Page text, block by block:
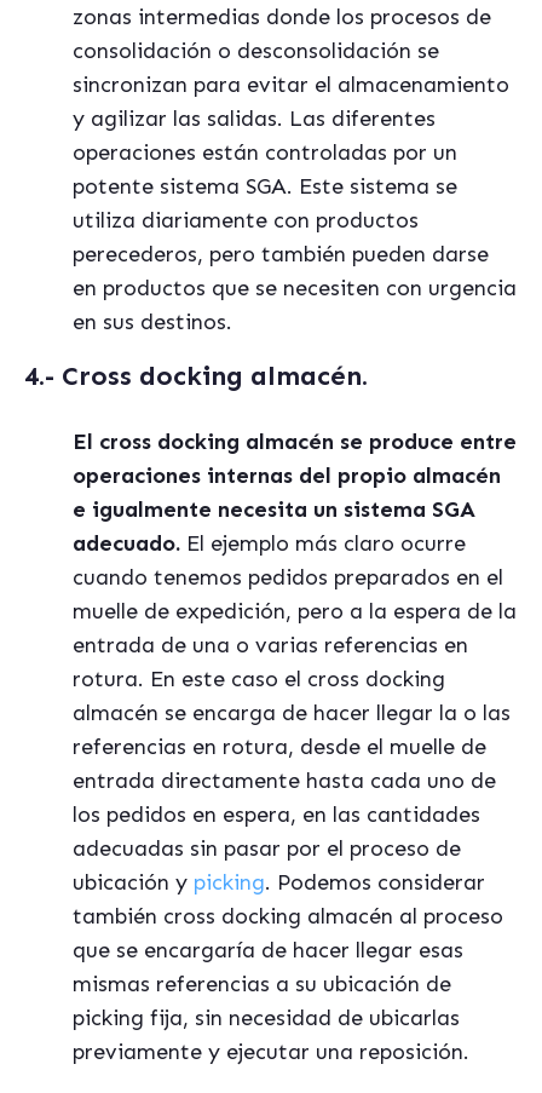
zonas intermedias donde los procesos de
consolidación o desconsolidación se
sincronizan para evitar el almacenamiento
y agilizar las salidas. Las diferentes
operaciones están controladas por un
potente sistema SGA. Este sistema se
utiliza diariamente con productos
perecederos, pero también pueden darse
en productos que se necesiten con urgencia
en sus destinos.
4.- Cross docking almacén.
El cross docking almacén se produce entre
operaciones internas del propio almacén
e igualmente necesita un sistema SGA
adecuado. El ejemplo más claro ocurre
cuando tenemos pedidos preparados en el
muelle de expedición, pero a la espera de la
entrada de una o varias referencias en
rotura. En este caso el cross docking
almacén se encarga de hacer llegar la o las
referencias en rotura, desde el muelle de
entrada directamente hasta cada uno de
los pedidos en espera, en las cantidades
adecuadas sin pasar por el proceso de
ubicación y picking. Podemos considerar
también cross docking almacén al proceso
que se encargaría de hacer llegar esas
mismas referencias a su ubicación de
picking fija, sin necesidad de ubicarlas
previamente y ejecutar una reposición.